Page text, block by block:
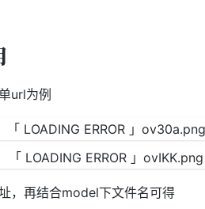
url为例
，再结合model下文件名可得